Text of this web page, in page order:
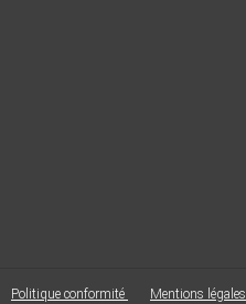
Politique conformité Mentions légales